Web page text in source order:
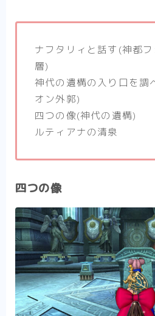
ナフタリィと話す(神都
層)
神代の遺構の入り口を調
オン外郭)
四つの像(神代の遺構)
ルティアナの清泉
四つの像